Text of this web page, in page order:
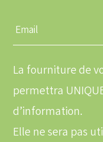
Entrez
une
email
La fourniture de
permettra
d’information.
Elle ne sera pas